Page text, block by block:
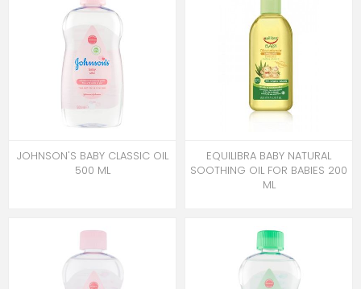
JOHNSON'S BABY CLASSIC OIL
500 ML
EQUILIBRA BABY NATURAL
SOOTHING OIL FOR BABIES 200
ML